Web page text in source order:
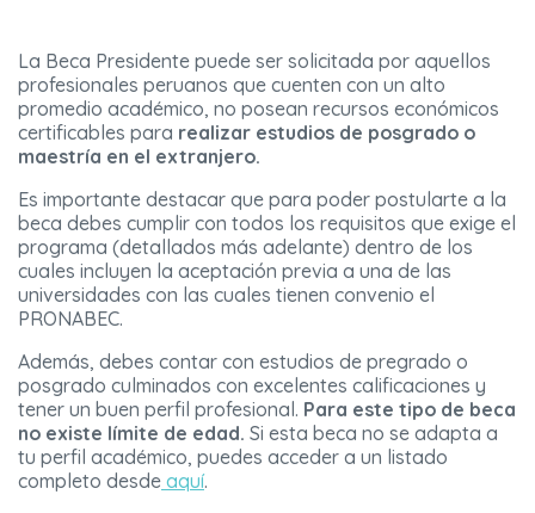
La Beca Presidente puede ser solicitada por aquellos
profesionales peruanos que cuenten con un alto
promedio académico, no posean recursos económicos
certificables para realizar estudios de posgrado o
maestría en el extranjero.
Es importante destacar que para poder postularte a la
beca debes cumplir con todos los requisitos que exige el
programa (detallados más adelante) dentro de los
cuales incluyen la aceptación previa a una de las
universidades con las cuales tienen convenio el
PRONABEC.
Además, debes contar con estudios de pregrado o
posgrado culminados con excelentes calificaciones y
tener un buen perfil profesional. Para este tipo de beca
no existe límite de edad. Si esta beca no se adapta a
tu perfil académico, puedes acceder a un listado
completo desde aquí.